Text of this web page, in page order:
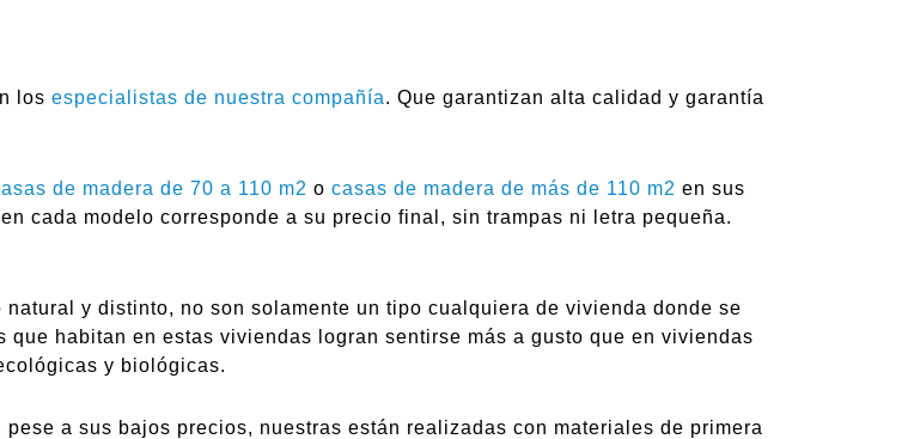
los especialistas de nuestra compañía. Que garantizan alta calidad y garantía
de madera de 70 a 110 m2 o casas de madera de más de 110 m2 en sus
cada modelo corresponde a su precio final, sin trampas ni letra pequeña.
y distinto, no son solamente un tipo cualquiera de vivienda donde se
habitan en estas viviendas logran sentirse más a gusto que en viviendas
y biológicas.
a sus bajos precios, nuestras están realizadas con materiales de primera